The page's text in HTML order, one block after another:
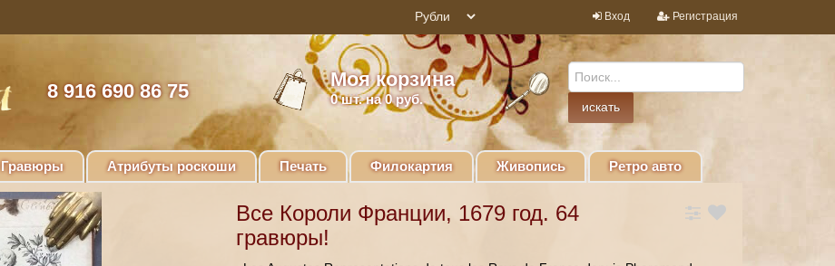
Вход Регистрация
8 916 690 86 75
Моя корзина
0шт. на 0 руб.
Гравюры Атрибуты роскоши Печать Филокартия Живопись Ретро авто
Все Короли Франции, 1679 год. 64
гравюры!